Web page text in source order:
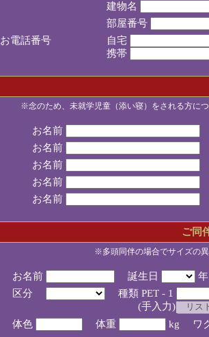
建物名
部屋番号
お電話番号
自宅
携帯
※念のため、未就学児童（添い寝）をされる方に
お名前
お名前
お名前
お名前
お名前
ご同
※多頭同伴の場合でサイズの
お名前 誕生日
区分
種類 PET - 1
(手入力)
体色
体重 kg ワ